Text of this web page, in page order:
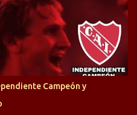
de pases y ha rendido de
sobre todo en la
lo mismo en cuanto al
Rojo. Pasando a jugadores que
en el rojo, tenemos a la dupla
ambos explotaron
de Varela, donde, por
tenido en cuenta para el
Campeón y